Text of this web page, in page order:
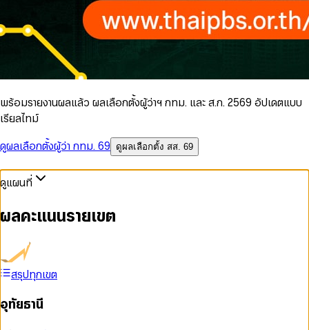
พร้อมรายงานผลแล้ว ผลเลือกตั้งผู้ว่าฯ กทม. และ ส.ก. 2569 อัปเดตแบบ
เรียลไทม์
ดูผลเลือกตั้งผู้ว่า กทม. 69
ดูผลเลือกตั้ง สส. 69
ดูแผนที่
ผลคะแนนรายเขต
สรุปทุกเขต
อุทัยธานี